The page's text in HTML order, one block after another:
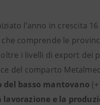
l’anno in crescita
comprende le
i livelli di export dei
del comparto
del basso mantovano
lavorazione e la